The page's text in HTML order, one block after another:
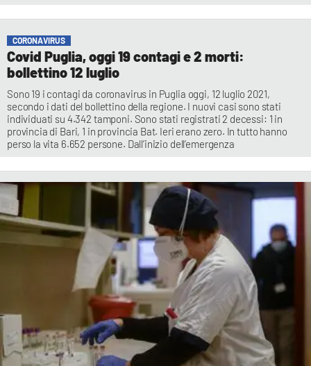
CORONAVIRUS
Covid Puglia, oggi 19 contagi e 2 morti:
bollettino 12 luglio
Sono 19 i contagi da coronavirus in Puglia oggi, 12 luglio 2021,
secondo i dati del bollettino della regione. I nuovi casi sono stati
individuati su 4.342 tamponi. Sono stati registrati 2 decessi: 1 in
provincia di Bari, 1 in provincia Bat. Ieri erano zero. In tutto hanno
perso la vita 6.652 persone. Dall’inizio dell’emergenza